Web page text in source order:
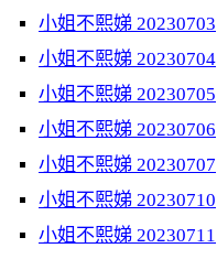
小姐不熙娣 20230703
小姐不熙娣 20230704
小姐不熙娣 20230705
小姐不熙娣 20230706
小姐不熙娣 20230707
小姐不熙娣 20230710
小姐不熙娣 20230711